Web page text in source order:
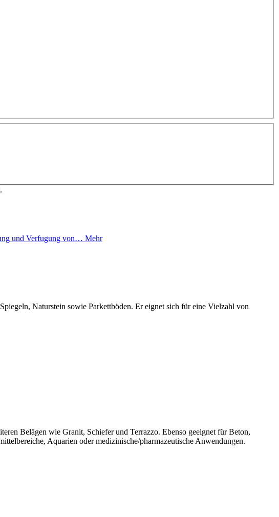
und Verfugung von… Mehr
Naturstein sowie Parkettböden. Er eignet sich für eine Vielzahl von
Belägen wie Granit, Schiefer und Terrazzo. Ebenso geeignet für Beton,
Aquarien oder medizinische/pharmazeutische Anwendungen.